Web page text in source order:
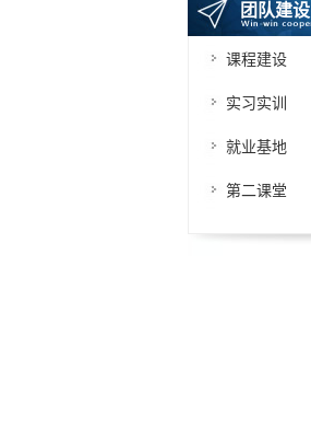
团队建设
课程建设
实习实训
就业基地
第二课堂